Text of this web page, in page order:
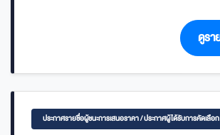
ดูรา
ประกาศรายชื่อผู้ชนะการเสนอราคา / ประกาศผู้ได้รับการคัดเลือก